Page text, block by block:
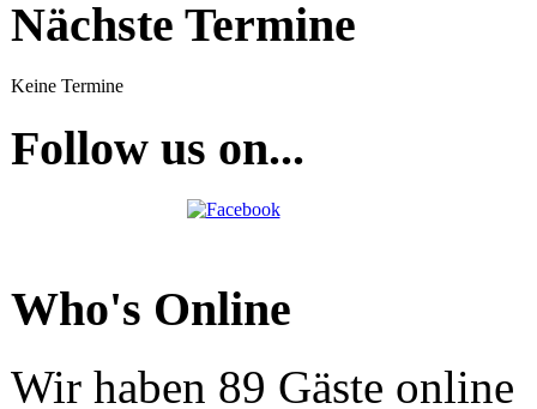
Nächste Termine
Keine Termine
Follow us on...
Who's Online
Wir haben 89 Gäste online